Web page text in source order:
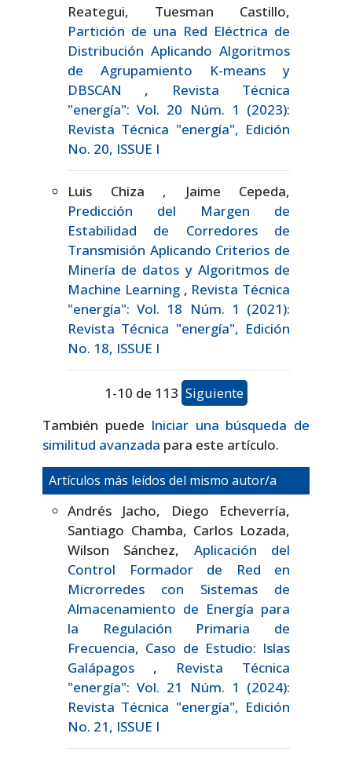
Reategui, Tuesman Castillo,
Partición de una Red Eléctrica de
Distribución Aplicando Algoritmos
de Agrupamiento K-means y
DBSCAN ,
Revista Técnica
"energía": Vol. 20 Núm. 1 (2023):
Revista Técnica "energía", Edición
No. 20, ISSUE I
Luis Chiza , Jaime Cepeda,
Predicción del Margen de
Estabilidad de Corredores de
Transmisión Aplicando Criterios de
Minería de datos y Algoritmos de
Machine Learning , Revista Técnica
"energía": Vol. 18 Núm. 1 (2021):
Revista Técnica "energía", Edición
No. 18, ISSUE I
1-10 de 113 Siguiente
También puede Iniciar una búsqueda de
similitud avanzada para este artículo.
Artículos más leídos del mismo autor/a
Andrés Jacho, Diego Echeverría,
Santiago Chamba, Carlos Lozada,
Wilson Sánchez, Aplicación del
Control Formador de Red en
Microrredes con Sistemas de
Almacenamiento de Energía para
la Regulación Primaria de
Frecuencia, Caso de Estudio: Islas
Galápagos , Revista Técnica
"energía": Vol. 21 Núm. 1 (2024):
Revista Técnica "energía", Edición
No. 21, ISSUE I